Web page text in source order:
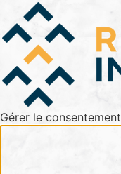
Gérer le consentement